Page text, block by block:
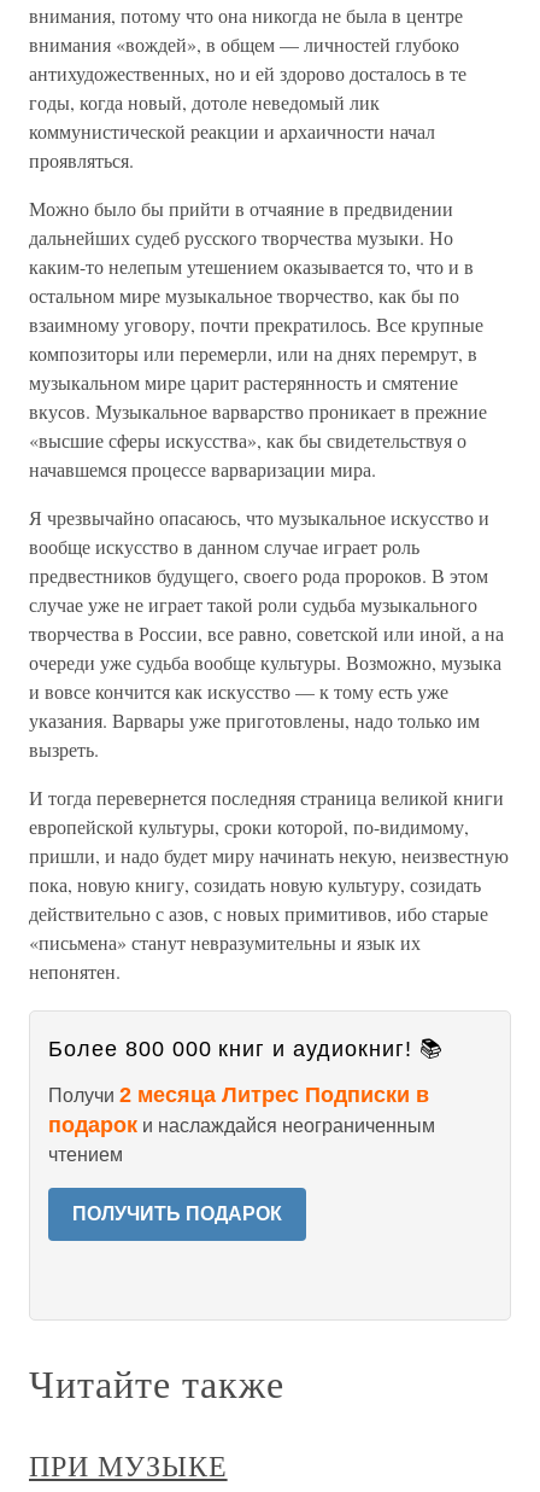
внимания, потому что она никогда не была в центре
внимания «вождей», в общем — личностей глубоко
антихудожественных, но и ей здорово досталось в те
годы, когда новый, дотоле неведомый лик
коммунистической реакции и архаичности начал
проявляться.
Можно было бы прийти в отчаяние в предвидении
дальнейших судеб русского творчества музыки. Но
каким-то нелепым утешением оказывается то, что и в
остальном мире музыкальное творчество, как бы по
взаимному уговору, почти прекратилось. Все крупные
композиторы или перемерли, или на днях перемрут, в
музыкальном мире царит растерянность и смятение
вкусов. Музыкальное варварство проникает в прежние
«высшие сферы искусства», как бы свидетельствуя о
начавшемся процессе варваризации мира.
Я чрезвычайно опасаюсь, что музыкальное искусство и
вообще искусство в данном случае играет роль
предвестников будущего, своего рода пророков. В этом
случае уже не играет такой роли судьба музыкального
творчества в России, все равно, советской или иной, а на
очереди уже судьба вообще культуры. Возможно, музыка
и вовсе кончится как искусство — к тому есть уже
указания. Варвары уже приготовлены, надо только им
вызреть.
И тогда перевернется последняя страница великой книги
европейской культуры, сроки которой, по-видимому,
пришли, и надо будет миру начинать некую, неизвестную
пока, новую книгу, созидать новую культуру, созидать
действительно с азов, с новых примитивов, ибо старые
«письмена» станут невразумительны и язык их
непонятен.
Более 800 000 книг и аудиокниг! 📚
Получи 2 месяца Литрес Подписки в
подарок и наслаждайся неограниченным
чтением
ПОЛУЧИТЬ ПОДАРОК
Читайте также
ПРИ МУЗЫКЕ